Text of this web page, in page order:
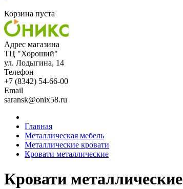
Корзина пуста
Адрес магазина
ТЦ "Хороший"
ул. Лодыгина, 14
Телефон
+7 (8342) 54-66-00
Email
saransk@onix58.ru
Главная
Металлическая мебель
Металлические кровати
Кровати металлические
Кровати металлические